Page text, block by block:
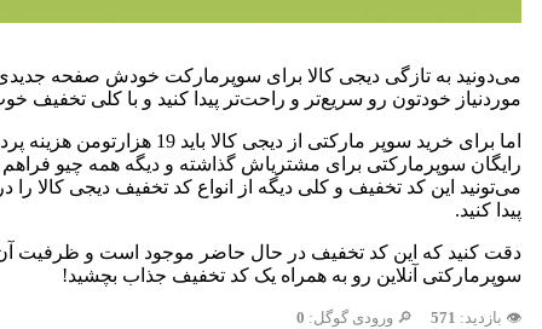
می‌دونید به تازگی دیجی کالا برای سوپرمارکت خودش صفحه
موردنیاز خودتون رو سریع‌تر و راحت‌تر پیدا کنید و با کلی تخفیف
اما برای خرید سوپر مارکتی از
رایگان سوپرمارکتی برای مشتریاش گذاشته و دیگه همه چیو فراهم
می‌تونید این کد تخفیف و کلی دیگه از انواع کد تخفیف دیجی کالا
پیدا کنید.
دقت کنید که این کد تخفیف در حال حاضر موجود است و ظرفیت
سوپرمارکتی آنلاین رو به همراه یک کد تخفیف جذاب بچشید!
👁️ بازدید: 571 🔎 ورودی گوگل: 0